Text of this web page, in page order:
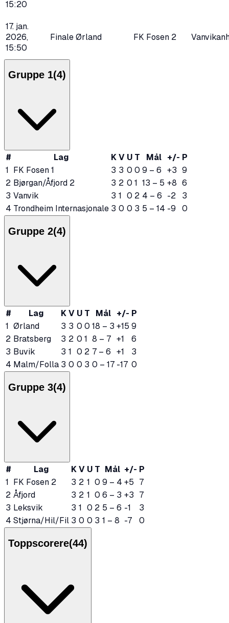
15:20
17. jan.
2026,
15:50
FinaleØrland FK Fosen 2
Gruppe 1(4)
# Lag KV U T Mål +/- P
1 FK Fosen 1 3 3 0 0 9 – 6 +3 9
2 Bjørgan/Åfjord 2 3 2 0 1 13 – 5 +8 6
3 Vanvik 3 1 0 2 4 – 6 -2
3
4 Trondheim Internasjonale 3 0 0 3 5 – 14 -9 0
Gruppe 2(4)
# Lag KV U T Mål +/- P
1 Ørland 3 3 0 0 18 – 3 +15 9
2 Bratsberg 3 2 0 1 8 – 7 +1
6
3 Buvik 3 1 0 2 7 – 6 +1
3
4 Malm/Folla 3 0 0 3 0 – 17 -17 0
Gruppe 3(4)
# Lag KV U T Mål +/- P
1 FK Fosen 2 3 2 1 0 9 – 4 +5 7
2 Åfjord 3 2 1 0 6 – 3 +3 7
3 Leksvik 3 1 0 2 5 – 6 -1
3
4 Stjørna/Hil/Fil 3 0 0 3 1 – 8 -7 0
Toppscorere(44)